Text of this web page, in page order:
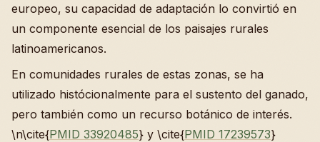
europeo, su capacidad de adaptación lo convirtió en
un componente esencial de los paisajes rurales
latinoamericanos.
En comunidades rurales de estas zonas, se ha
utilizado histócionalmente para el sustento del ganado,
pero también como un recurso botánico de interés.
\n\cite{PMID 33920485} y \cite{PMID 17239573}